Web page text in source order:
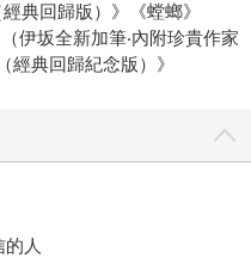
典回歸版）》《螳螂》
伊坂全新加筆‧內附珍貴作家
經典回歸紀念版）》
人